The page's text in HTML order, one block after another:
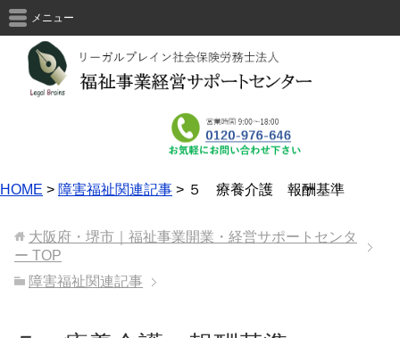
メニュー
HOME > 障害福祉関連記事 > ５ 療養介護 報酬基準
大阪府・堺市｜福祉事業開業・経営サポートセンタ
ー TOP
障害福祉関連記事